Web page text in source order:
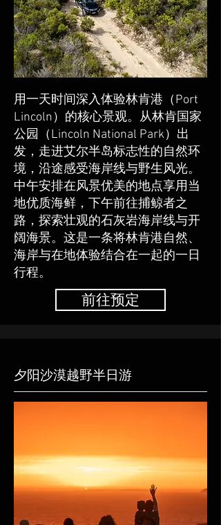
用一天时间深入体验林肯港（Port
Lincoln）的核心景观。从林肯国家
公园（Lincoln National Park）出
发，走进艾尔半岛标志性的自然环
境，沿途感受海岸线与野生风光。
中午安排在风景优美的地点享用当
地优质海鲜，下午前往捕鲸者之
路，探索壮观的石灰岩海岸线与开
阔海景。这是一条将林肯港自然、
海岸与在地体验结合在一起的一日
行程。
前往预定
夕阳沙漠越野半日游